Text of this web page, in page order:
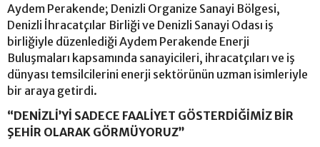
Aydem Perakende; Denizli Organize Sanayi Bölgesi,
Denizli İhracatçılar Birliği ve Denizli Sanayi Odası iş
birliğiyle düzenlediği Aydem Perakende Enerji
Buluşmaları kapsamında sanayicileri, ihracatçıları ve iş
dünyası temsilcilerini enerji sektörünün uzman isimleriyle
bir araya getirdi.
“DENİZLİ’Yİ SADECE FAALİYET GÖSTERDİĞİMİZ BİR
ŞEHİR OLARAK GÖRMÜYORUZ”